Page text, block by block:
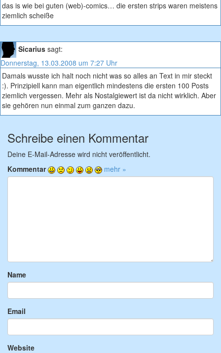
das is wie bei guten (web)-comics… die ersten strips waren meistens
ziemlich scheiße
Sicarius sagt:
Donnerstag, 13.03.2008 um 7:27 Uhr
Damals wusste ich halt noch nicht was so alles an Text in mir steckt
:). Prinzipiell kann man eigentlich mindestens die ersten 100 Posts
ziemlich vergessen. Mehr als Nostalgiewert ist da nicht wirklich. Aber
sie gehören nun einmal zum ganzen dazu.
Schreibe einen Kommentar
Deine E-Mail-Adresse wird nicht veröffentlicht.
Kommentar
mehr »
Name
Email
Website